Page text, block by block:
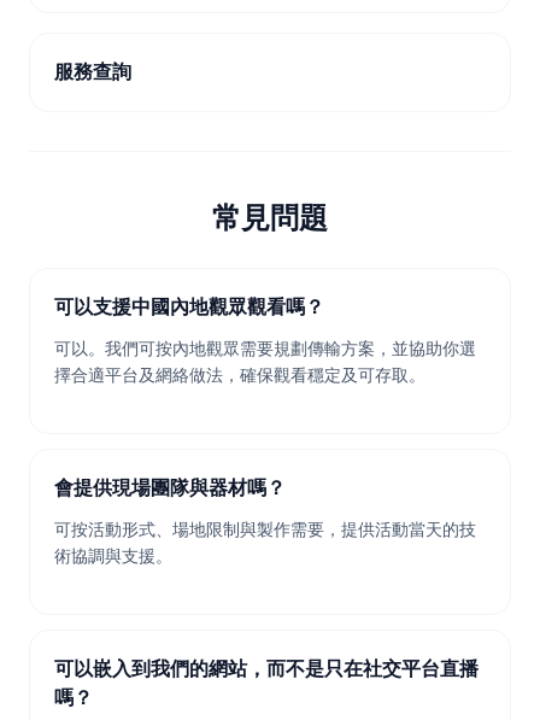
服務查詢
常見問題
可以支援中國內地觀眾觀看嗎？
可以。我們可按內地觀眾需要規劃傳輸方案，並協助你選
擇合適平台及網絡做法，確保觀看穩定及可存取。
會提供現場團隊與器材嗎？
可按活動形式、場地限制與製作需要，提供活動當天的技
術協調與支援。
可以嵌入到我們的網站，而不是只在社交平台直播
嗎？